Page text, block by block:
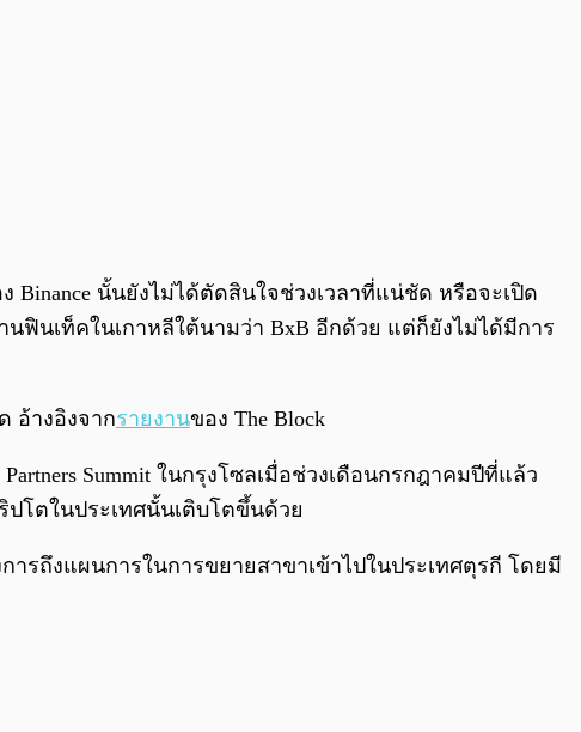
Binance นั้นยังไม่ได้ตัดสินใจช่วงเวลาที่แน่ชัด หรือจะเปิด
ฟินเท็คในเกาหลีใต้นามว่า BxB อีกด้วย แต่ก็ยังไม่ได้มีการ
อ้างอิงจากรายงานของ The Block
Partners Summit ในกรุงโซลเมื่อช่วงเดือนกรกฎาคมปีที่แล้ว
โตในประเทศนั้นเติบโตขึ้นด้วย
การถึงแผนการในการขยายสาขาเข้าไปในประเทศตุรกี โดยมี